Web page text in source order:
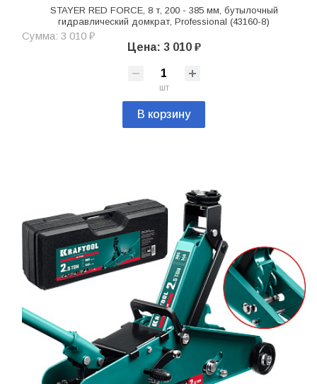
STAYER RED FORCE, 8 т, 200 - 385 мм, бутылочный
гидравлический домкрат, Professional (43160-8)
Сумма: 3 010 ₽
Цена: 3 010 ₽
шт
В корзину